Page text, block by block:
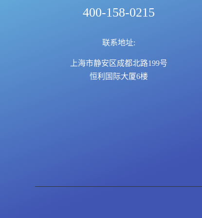
400-158-0215
联系地址:
上海市静安区成都北路199号
恒利国际大厦6楼